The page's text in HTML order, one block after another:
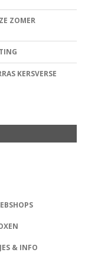
ZOMER
KERSVERSE
& INFO